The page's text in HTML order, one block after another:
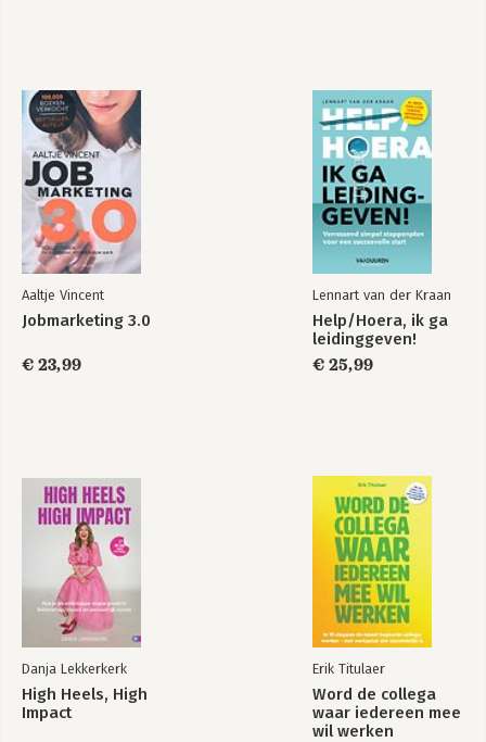
Aaltje Vincent
Jobmarketing 3.0
€ 23,99
Lennart van der Kraan
Help/Hoera, ik ga
leidinggeven!
€ 25,99
Danja Lekkerkerk
High Heels, High
Impact
Erik Titulaer
Word de collega
waar iedereen mee
wil werken